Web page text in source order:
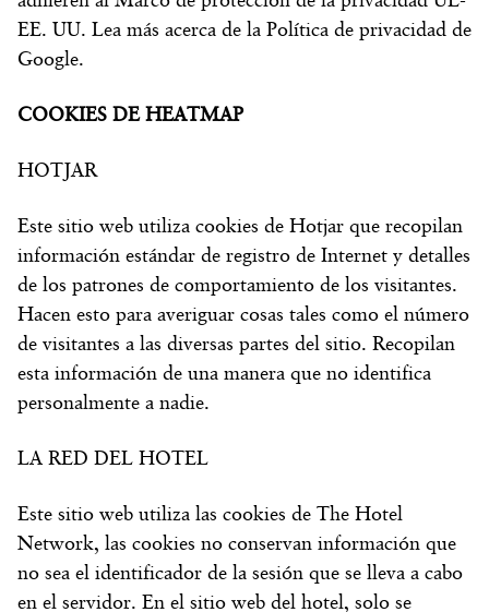
EE. UU. Lea más acerca de la Política de privacidad de
Google.
COOKIES DE HEATMAP
HOTJAR
Este sitio web utiliza cookies de Hotjar que recopilan
información estándar de registro de Internet y detalles
de los patrones de comportamiento de los visitantes.
Hacen esto para averiguar cosas tales como el número
de visitantes a las diversas partes del sitio. Recopilan
esta información de una manera que no identifica
personalmente a nadie.
LA RED DEL HOTEL
Este sitio web utiliza las cookies de The Hotel
Network, las cookies no conservan información que
no sea el identificador de la sesión que se lleva a cabo
en el servidor. En el sitio web del hotel, solo se